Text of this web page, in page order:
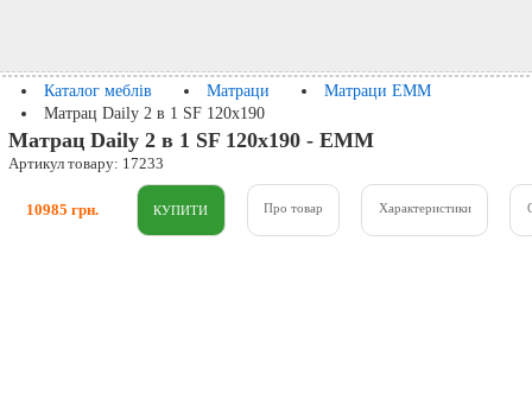
Каталог меблів Матраци
Матраци ЕММ
Матрац Daily 2 в 1 SF 120x190
Матрац Daily 2 в 1 SF 120x190 - ЕММ
Артикул товару: 17233
10985 грн. Про товар Характеристики